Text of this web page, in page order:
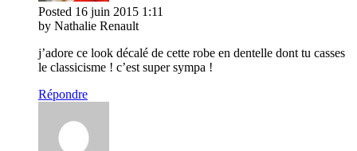
Posted 16 juin 2015 1:11
by Nathalie Renault
j’adore ce look décalé de cette robe en dentelle dont tu casses
le classicisme ! c’est super sympa !
Répondre